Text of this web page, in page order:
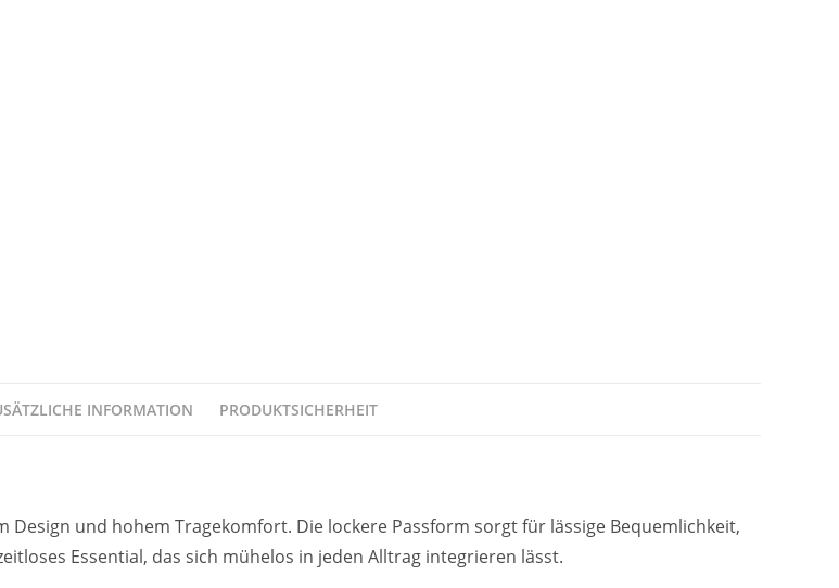
INFORMATION PRODUKTSICHERHEIT
Design und hohem Tragekomfort. Die lockere Passform sorgt für lässige Bequemlichkeit,
Essential, das sich mühelos in jeden Alltrag integrieren lässt.